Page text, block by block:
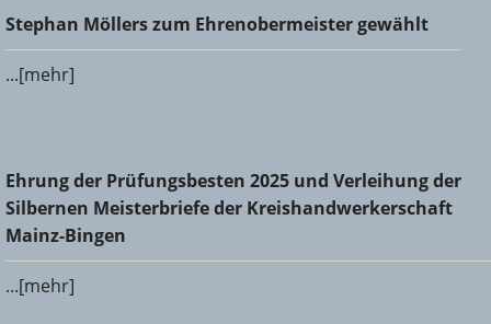
Stephan Möllers zum Ehrenobermeister gewählt
Stephan Möllers zum Ehrenobermeister gewählt
...[mehr]
Ehrung der Prüfungsbesten 2025 und Verleihung der
Silbernen Meisterbriefe der Kreishandwerkerschaft Mainz-
Bingen
Ehrung der Prüfungsbesten 2025 und Verleihung der
Silbernen Meisterbriefe der Kreishandwerkerschaft
Mainz-Bingen
...[mehr]